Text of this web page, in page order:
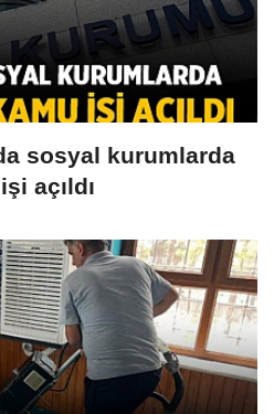
sosyal kurumlarda
açıldı